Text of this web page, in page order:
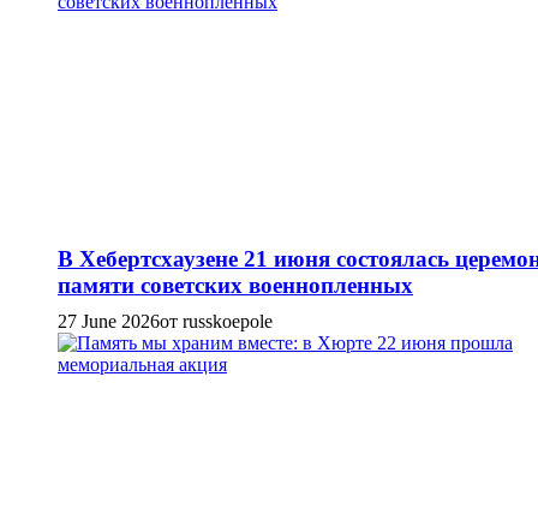
В Хебертсхаузене 21 июня состоялась
памяти советских военнопленных
27 June 2026от russkoepole